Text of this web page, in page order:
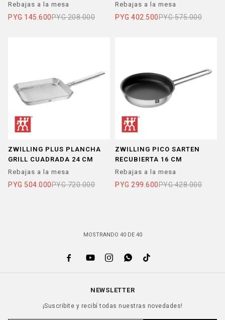
Rebajas a la mesa
PYG 145.600PYG 208.000
Rebajas a la mesa
PYG 402.500PYG 575.000
ZWILLING PLUS PLANCHA
GRILL CUADRADA 24 CM
Rebajas a la mesa
PYG 504.000PYG 720.000
ZWILLING PICO SARTEN
RECUBIERTA 16 CM
Rebajas a la mesa
PYG 299.600PYG 428.000
MOSTRANDO 40DE 40
    
NEWSLETTER
¡Suscribite y recibí todas nuestras novedades!